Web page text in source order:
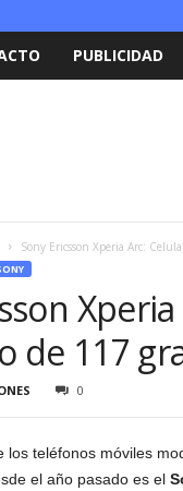
PUBLICIDAD
Sony Ericsson Xperia Arc:
de 117
0
los teléfonos móviles
el año pasado es el